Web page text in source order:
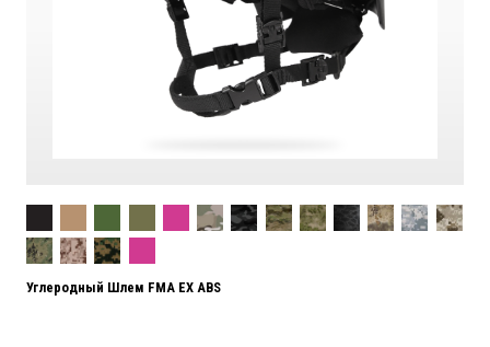
Углеродный Шлем FMA EX ABS